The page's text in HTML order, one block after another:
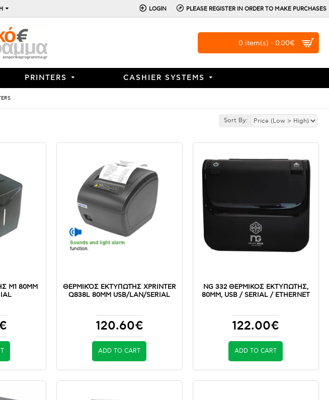
LOGIN PLEASE REGISTER IN ORDER TO MAKE PURCHASES
0 item(s) - 0.00€
PRINTERS CASHIER SYSTEMS
Sort By:
M1 80MM
ΘΕΡΜΙΚΌΣ ΕΚΤΥΠΩΤΉΣ XPRINTER
Q838L 80MM USB/LAN/SERIAL
120.60€
ADD TO CART
NG 332 ΘΕΡΜΙΚΟΣ ΕΚΤΥΠΩΤΗΣ,
80MM, USB / SERIAL / ETHERNET
122.00€
ADD TO CART